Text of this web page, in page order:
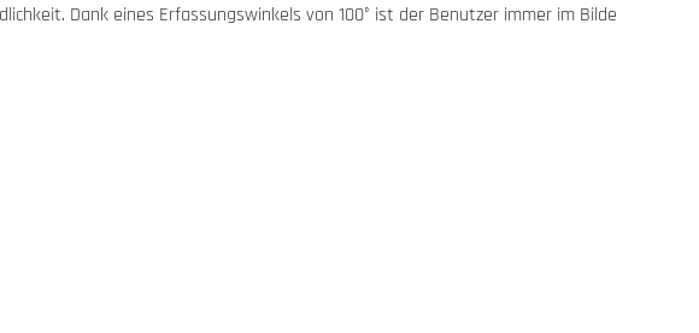
Dank eines Erfassungswinkels von 100° ist der Benutzer immer im Bilde